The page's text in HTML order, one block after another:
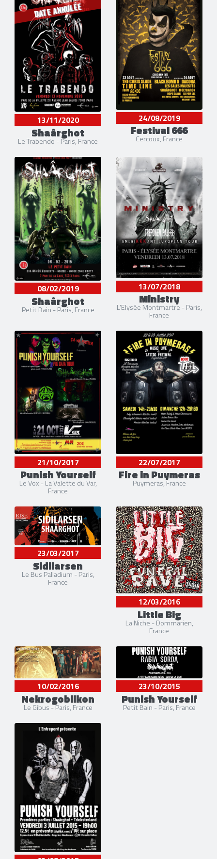
13/11/2020
Shaârghot
Le Trabendo - Paris, France
DATE ANNULÉE
24/08/2019
Festival 666
Cercoux, France
08/02/2019
Shaârghot
Petit Bain - Paris, France
13/07/2018
Ministry
L'Elysée Montmartre - Paris,
France
21/10/2017
Punish Yourself
Le Vox - La Valette du Var,
France
22/07/2017
Fire in Puymeras
Puymeras, France
23/03/2017
Sidilarsen
Le Bus Palladium - Paris,
France
12/03/2016
Little Big
La Niche - Dommarien,
France
10/02/2016
Nekrogoblikon
Le Gibus - Paris, France
23/10/2015
Punish Yourself
Petit Bain - Paris, France